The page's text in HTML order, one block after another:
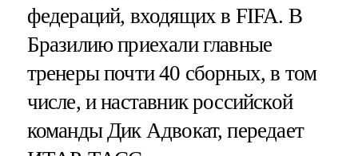
федераций, входящих в FIFA. В
Бразилию приехали главные
тренеры почти 40 сборных, в том
числе, и наставник российской
команды Дик Адвокат, передает